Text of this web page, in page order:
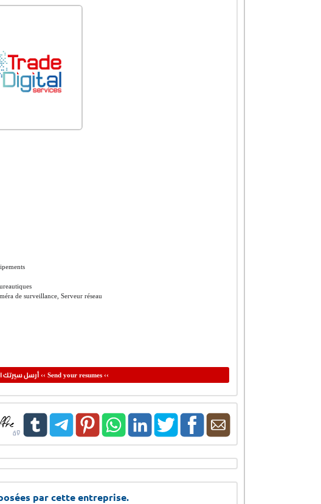
de surveillance, Serveur réseau
أرسل سيرتك‹‹ Send your resumes ‹‹
par cette entreprise.